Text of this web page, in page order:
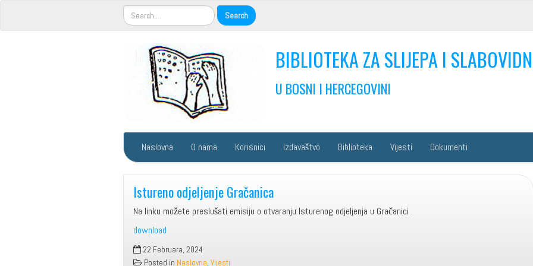
BIBLIOTEKA ZA SLIJEPA I
U BOSNI I HERCEGOVINI
Naslovna O nama Korisnici Izdavaštvo Biblioteka Vijesti Dokumenti
Istureno odjeljenje Gračanica
Na linku možete preslušati emisiju o otvaranju Isturenog odjeljenja u Gračanici .
download
22 Februara, 2024
Posted in Naslovna, Vijesti